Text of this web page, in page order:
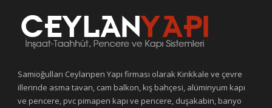
Samioğulları Ceylanpen Yapı firması olarak Kırıkkale ve çevre
illerinde asma tavan, cam balkon, kış bahçesi, alüminyum kapı
ve pencere, pvc pimapen kapı ve pencere, duşakabin, banyo